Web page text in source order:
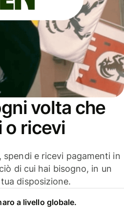
volta che
o ricevi
spendi e ricevi pagamenti in
di cui hai bisogno, in un
disposizione.
a livello globale.